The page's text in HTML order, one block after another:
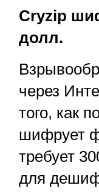
Cryzip
долл.
через
того, как
шифрует
требует
для